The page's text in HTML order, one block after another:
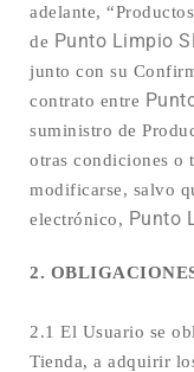
adelante,
de Punto Limpio
junto con su
contrato entre
suministro de
otras condiciones o
modificarse, salvo
electrónico, Punto
2.
2.1 El Usuario se
Tienda, a adquirir